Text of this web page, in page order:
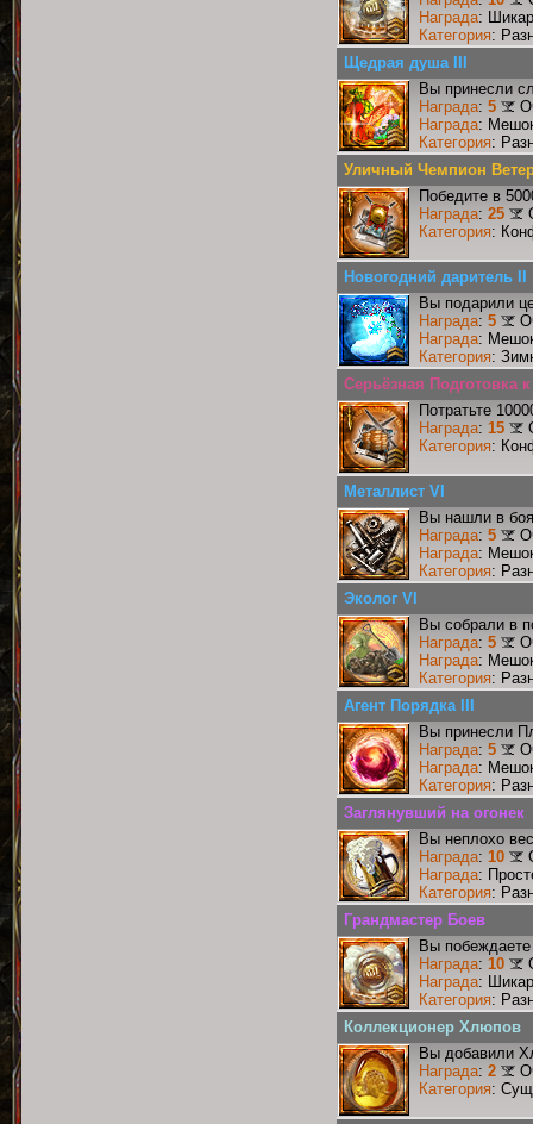
Награда:
Категория:
Щедрая душа III
Вы принесли
Награда: 5
Награда:
Категория:
Уличный Чемпион
Победите в
Награда: 25
Категория:
Новогодний даритель II
Вы подарили
Награда: 5
Награда:
Категория:
Серьёзная Подготовка
Потратьте
Награда: 15
Категория:
Металлист VI
Вы нашли в
Награда: 5
Награда:
Категория:
Эколог VI
Вы собрали в
Награда: 5
Награда:
Категория:
Агент Порядка III
Вы принесли
Награда: 5
Награда:
Категория:
Заглянувший на огонек
Вы неплохо
Награда: 10
Награда:
Категория:
Грандмастер Боев
Вы
Награда: 10
Награда:
Категория:
Коллекционер Хлюпов
Вы добавили
Награда: 2
Категория: